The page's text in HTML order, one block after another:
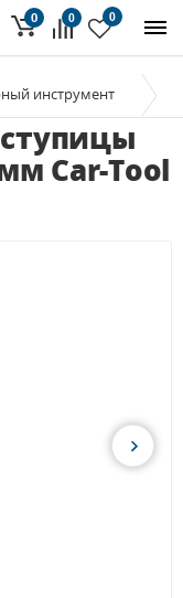
0 0
0
инструмент
Car-Tool